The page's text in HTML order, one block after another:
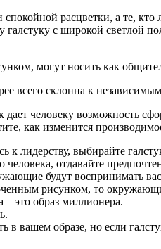
расцветки, а те,
с широкой светлой
могут носить как
всего склонна к
человеку возможность
как изменится
к лидерству, выбирайте
отдавайте
будут воспринимать
рисунком, то
– это образ миллионера.
в вашем образе, но если